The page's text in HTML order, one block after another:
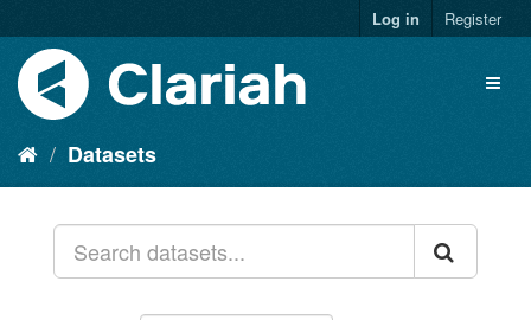
Log in Register
Datasets